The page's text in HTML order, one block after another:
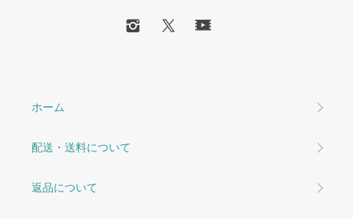
ホーム
配送・送料について
返品について